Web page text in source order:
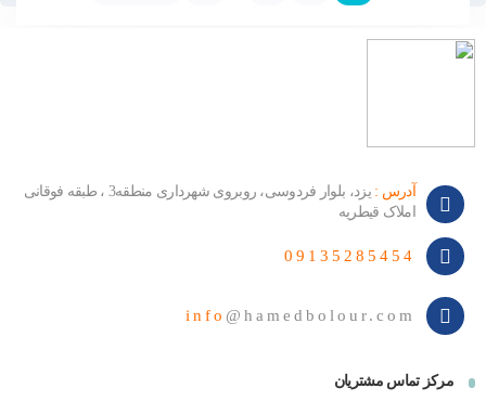
آدرس :
یزد، بلوار فردوسی، روبروی شهرداری منطقه3 ، طبقه فوقانی
املاک قیطریه
09135285454
info @hamedbolour.com
مرکز تماس مشتریان